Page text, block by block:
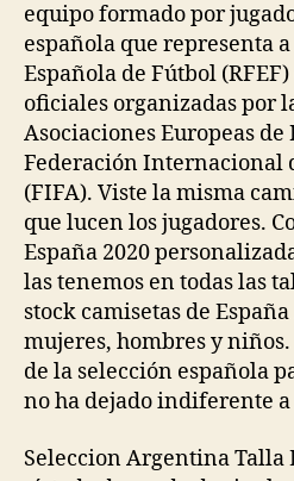
equipo formado por
española que representa
Española de Fútbol
oficiales organizadas por
Asociaciones Europeas
Federación Internacional
(FIFA). Viste la misma
que lucen los jugadores.
España 2020
las tenemos en todas las
stock camisetas de
mujeres, hombres y
de la selección española
no ha dejado indiferente
Seleccion Argentina Talla